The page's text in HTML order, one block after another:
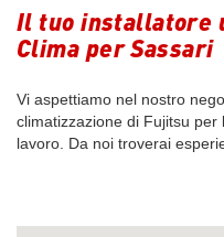
Il tuo installatore
Clima per Sassari
Vi aspettiamo nel nostro
climatizzazione di Fujitsu
lavoro. Da noi troverai